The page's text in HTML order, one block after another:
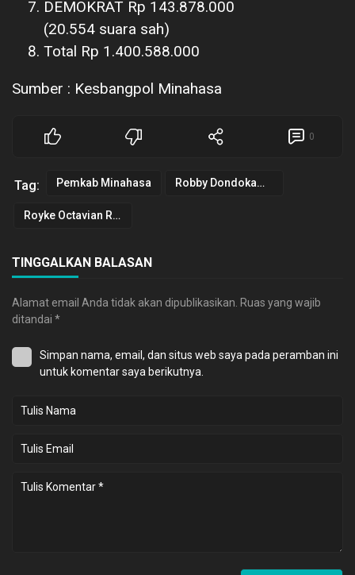
DEMOKRAT Rp 143.878.000
(20.554 suara sah)
Total Rp 1.400.588.000
Sumber : Kesbangpol Minahasa
0
Tag: Pemkab Minahasa Robby Dondokambey
Royke Octavian Roring
TINGGALKAN BALASAN
Alamat email Anda tidak akan dipublikasikan. Ruas yang wajib
ditandai *
Simpan nama, email, dan situs web saya pada peramban ini
untuk komentar saya berikutnya.